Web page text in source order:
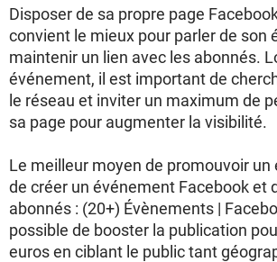
Disposer de sa propre page
convient le mieux pour parler de son
maintenir un lien avec les abonnés.
événement, il est important de
le réseau et inviter un maximum de
sa page pour augmenter la visibilité.
Le meilleur moyen de promouvoir
de créer un événement Facebook et
abonnés : (20+) Évènements |
possible de booster la publication
euros en ciblant le public tant